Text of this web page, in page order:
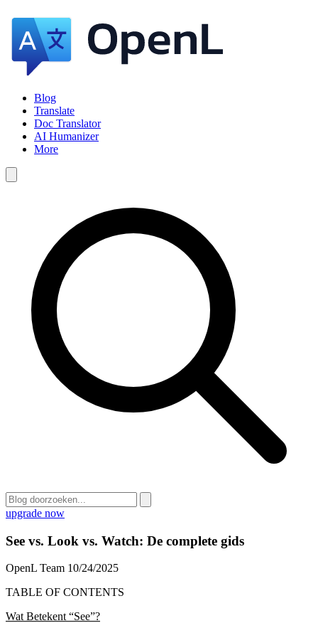
Blog
Translate
Doc Translator
AI Humanizer
More
upgrade now
See vs. Look vs. Watch: De complete gids
OpenL Team 10/24/2025
TABLE OF CONTENTS
Wat Betekent “See”?